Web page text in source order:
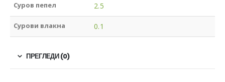
Суров пепел 2.5
Сурови влакна 0.1
ПРЕГЛЕДИ (0)